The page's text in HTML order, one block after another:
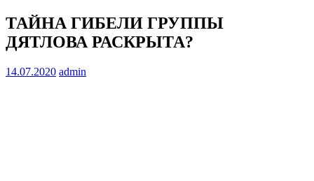
ТАЙНА ГИБЕЛИ ГРУППЫ
ДЯТЛОВА РАСКРЫТА?
14.07.2020 admin